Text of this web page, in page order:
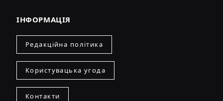
ІНФОРМАЦІЯ
Редакційна політика
Користувацька угода
Контакти